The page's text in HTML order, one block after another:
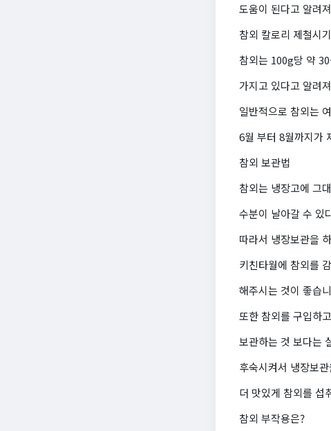
도움이 된다고 알려
참외 칼로리 제철시기
참외는 100g당 약
가지고 있다고 알려
일반적으로 참외는
6월 부터 8월까지가
참외 보관법
참외는 냉장고에 그
수분이 날아갈 수 있
따라서 냉장보관을
키친타월에 참외를
해주시는 것이 좋습
또한 참외를 구입하
보관하는 것 보다는
후숙시켜서 냉장보
더 맛있게 참외를 섭
참외 부작용은?